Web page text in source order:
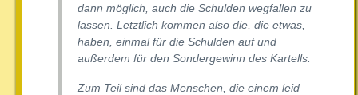
dann möglich, auch die Schulden wegfallen zu
lassen. Letztlich kommen also die, die etwas,
haben, einmal für die Schulden auf und
außerdem für den Sondergewinn des Kartells.
Zum Teil sind das Menschen, die einem leid